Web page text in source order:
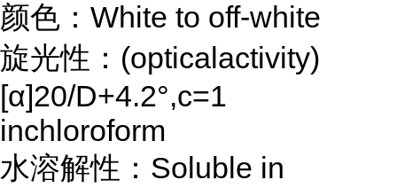
颜色：White to off-white
旋光性：(opticalactivity)
[α]20/D+4.2°,c=1
inchloroform
水溶解性：Soluble in